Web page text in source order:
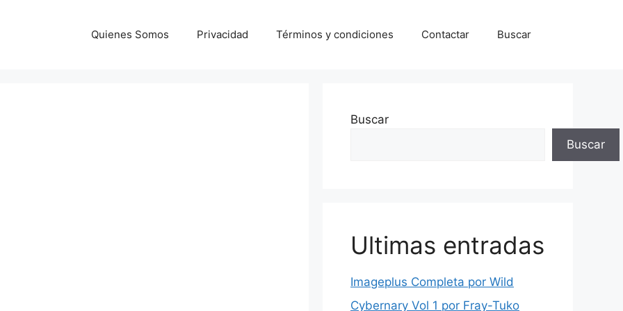
Quienes Somos Privacidad Términos y condiciones Contactar Buscar
Buscar
Buscar
Ultimas entradas
Imageplus Completa por Wild
Cybernary Vol 1 por Fray-Tuko